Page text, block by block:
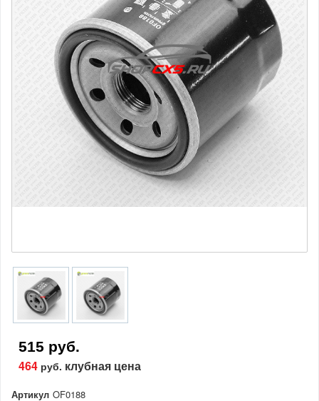
515 руб.
464 руб. клубная цена
Артикул OF0188